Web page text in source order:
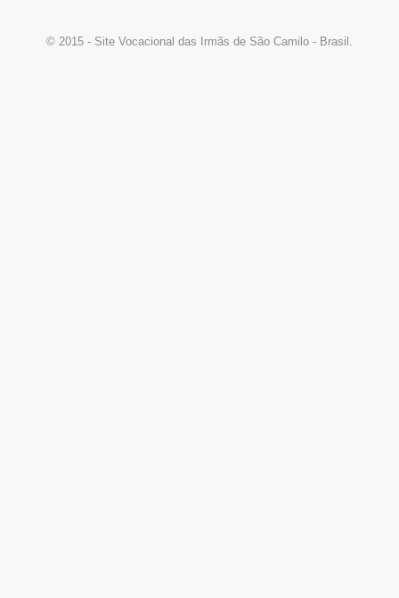
© 2015 - Site Vocacional das Irmãs de São Camilo - Brasil.